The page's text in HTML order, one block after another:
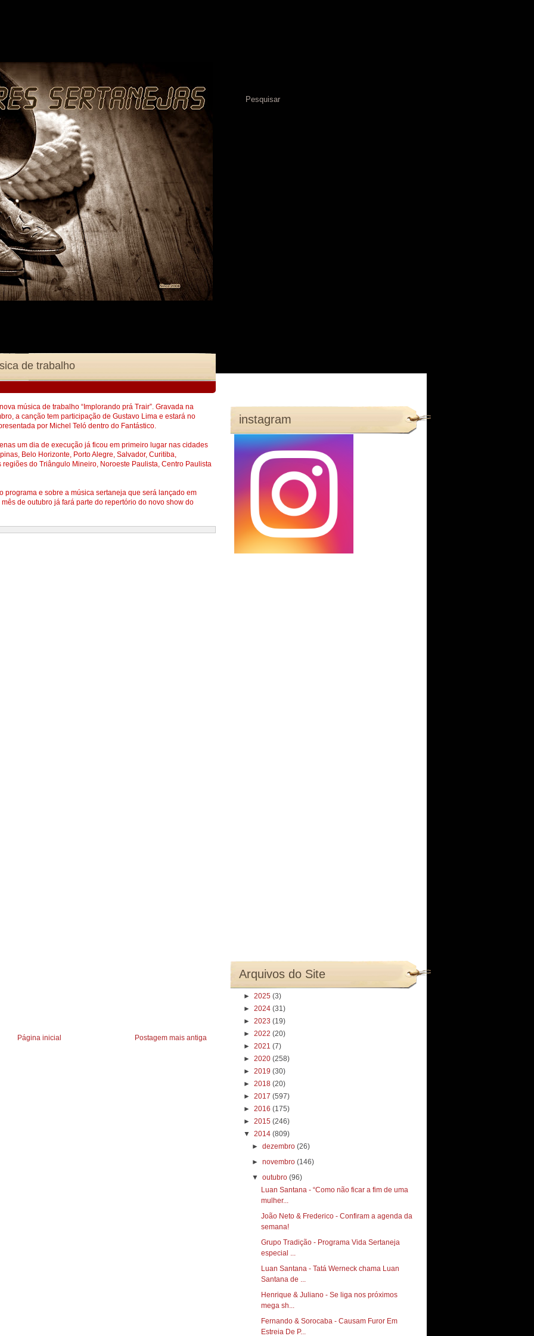
música de trabalho “Implorando prá Trair”. Gravada na
a canção tem participação de Gustavo Lima e estará no
por Michel Teló dentro do Fantástico.
um dia de execução já ficou em primeiro lugar nas cidades
Belo Horizonte, Porto Alegre, Salvador, Curitiba,
do Triângulo Mineiro, Noroeste Paulista, Centro Paulista
programa e sobre a música sertaneja que será lançado em
de outubro já fará parte do repertório do novo show do
Postagem mais antiga
Página inicial
instagram
Arquivos do Site
► 2025 (3)
► 2024 (31)
► 2023 (19)
► 2022 (20)
► 2021 (7)
► 2020 (258)
► 2019 (30)
► 2018 (20)
► 2017 (597)
► 2016 (175)
► 2015 (246)
▼ 2014 (809)
►dezembro(26)
►novembro(146)
▼outubro(96)
Luan Santana - “Como não ficar a fim de uma
mulher...
João Neto & Frederico - Confiram a agenda da
semana!
Grupo Tradição - Programa Vida Sertaneja
especial ...
Luan Santana - Tatá Werneck chama Luan
Santana de ...
Henrique & Juliano - Se liga nos próximos
mega sh...
Fernando & Sorocaba - Causam Furor Em
Estreia De P...